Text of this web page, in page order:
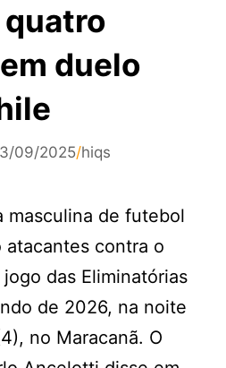
quatro
duelo
09/2025/hiqs
masculina de futebol
atacantes contra o
das Eliminatórias
de 2026, na noite
no Maracanã. O